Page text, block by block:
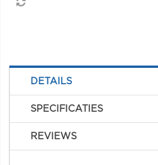
DETAILS
SPECIFICATIES
REVIEWS